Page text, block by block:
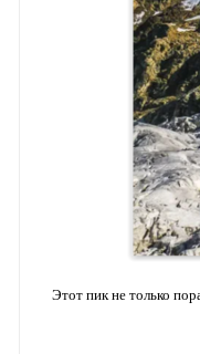
Этот пик не только